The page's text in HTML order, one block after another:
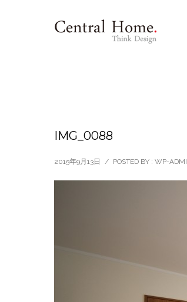
IMG_0088
2015年9月13日 / POSTED BY : WP-